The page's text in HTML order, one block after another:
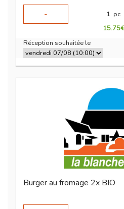
-
1 pc
15.75€
Réception souhaitée le
Burger au fromage 2x BIO